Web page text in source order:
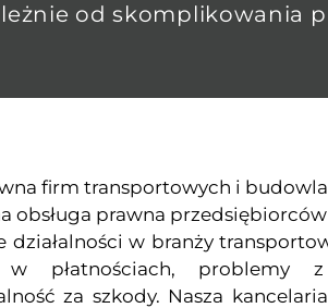
od skomplikowania
firm transportowych i
obsługa prawna przedsiębiorców
działalności w branży
w płatnościach, problemy
za szkody. Nasza